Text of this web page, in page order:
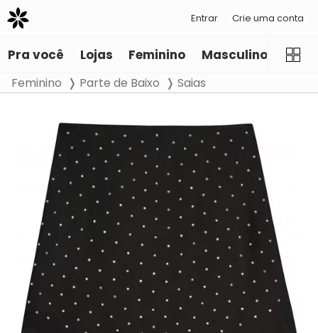
Entrar Crie uma conta
Pra você Lojas Feminino Masculino
Feminino Parte de Baixo Saias